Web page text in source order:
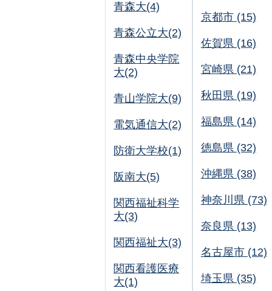
青森大(4)
青森公立大(2)
青森中央学院
大(2)
青山学院大(9)
電気通信大(2)
防衛大学校(1)
阪南大(5)
関西福祉科学
大(3)
関西福祉大(3)
関西看護医療
大(1)
京都市 (15)
佐賀県 (16)
宮崎県 (21)
秋田県 (19)
福島県 (14)
徳島県 (32)
沖縄県 (38)
神奈川県 (73)
奈良県 (13)
名古屋市 (12)
埼玉県 (35)